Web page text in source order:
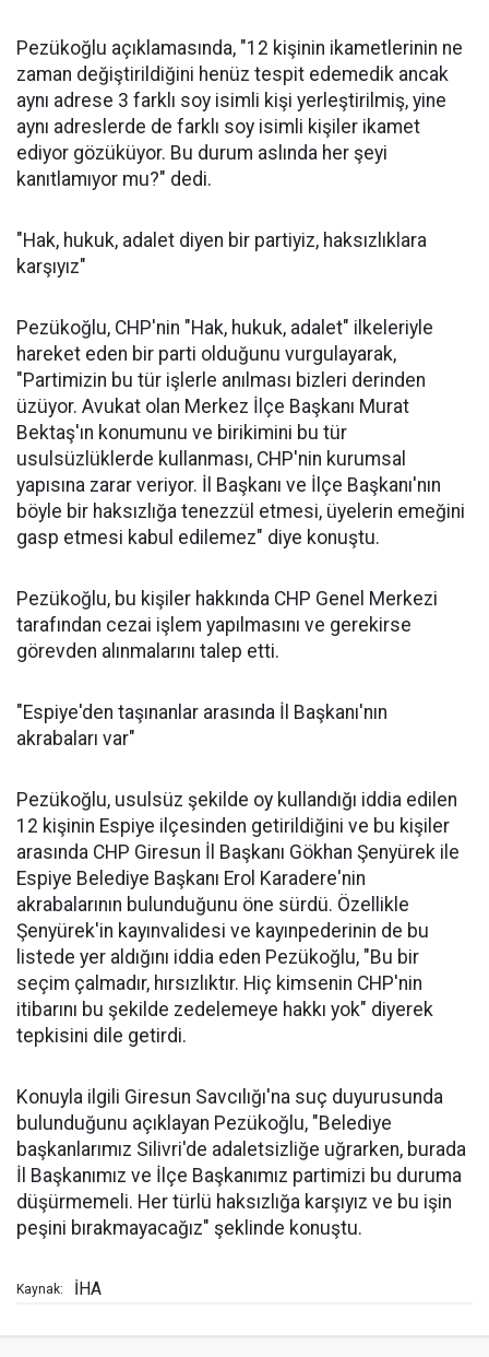
Pezükoğlu açıklamasında, "12 kişinin ikametlerinin ne
zaman değiştirildiğini henüz tespit edemedik ancak
aynı adrese 3 farklı soy isimli kişi yerleştirilmiş, yine
aynı adreslerde de farklı soy isimli kişiler ikamet
ediyor gözüküyor. Bu durum aslında her şeyi
kanıtlamıyor mu?" dedi.
"Hak, hukuk, adalet diyen bir partiyiz, haksızlıklara
karşıyız"
Pezükoğlu, CHP'nin "Hak, hukuk, adalet" ilkeleriyle
hareket eden bir parti olduğunu vurgulayarak,
"Partimizin bu tür işlerle anılması bizleri derinden
üzüyor. Avukat olan Merkez İlçe Başkanı Murat
Bektaş'ın konumunu ve birikimini bu tür
usulsüzlüklerde kullanması, CHP'nin kurumsal
yapısına zarar veriyor. İl Başkanı ve İlçe Başkanı'nın
böyle bir haksızlığa tenezzül etmesi, üyelerin emeğini
gasp etmesi kabul edilemez" diye konuştu.
Pezükoğlu, bu kişiler hakkında CHP Genel Merkezi
tarafından cezai işlem yapılmasını ve gerekirse
görevden alınmalarını talep etti.
"Espiye'den taşınanlar arasında İl Başkanı'nın
akrabaları var"
Pezükoğlu, usulsüz şekilde oy kullandığı iddia edilen
12 kişinin Espiye ilçesinden getirildiğini ve bu kişiler
arasında CHP Giresun İl Başkanı Gökhan Şenyürek ile
Espiye Belediye Başkanı Erol Karadere'nin
akrabalarının bulunduğunu öne sürdü. Özellikle
Şenyürek'in kayınvalidesi ve kayınpederinin de bu
listede yer aldığını iddia eden Pezükoğlu, "Bu bir
seçim çalmadır, hırsızlıktır. Hiç kimsenin CHP'nin
itibarını bu şekilde zedelemeye hakkı yok" diyerek
tepkisini dile getirdi.
Konuyla ilgili Giresun Savcılığı'na suç duyurusunda
bulunduğunu açıklayan Pezükoğlu, "Belediye
başkanlarımız Silivri'de adaletsizliğe uğrarken, burada
İl Başkanımız ve İlçe Başkanımız partimizi bu duruma
düşürmemeli. Her türlü haksızlığa karşıyız ve bu işin
peşini bırakmayacağız" şeklinde konuştu.
Kaynak: İHA